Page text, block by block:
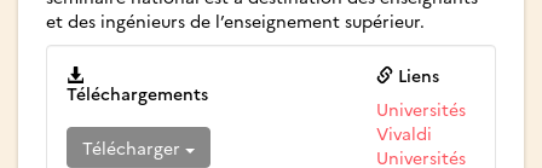
et des ingénieurs de l’enseignement supérieur.
Téléchargements
Télécharger
Liens
Universités
Vivaldi
Universités